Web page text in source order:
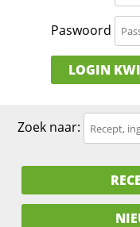
Paswoord
LOGIN
Zoek naar: